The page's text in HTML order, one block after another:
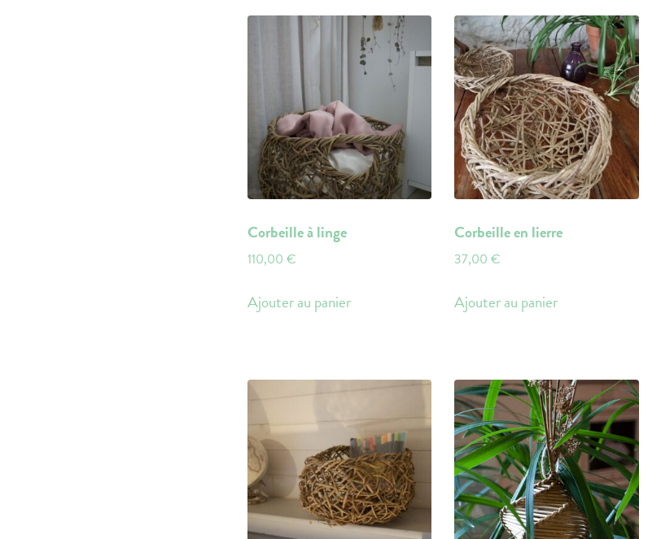
variations.
Les
options
peuvent
être
choisies
sur
la
page
produit
Corbeille à linge
110,00 €
Ajouter au panier
Corbeille en lierre
37,00€
Ajouter au panier